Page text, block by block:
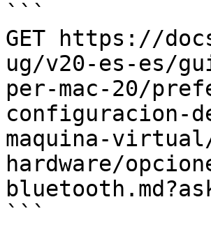
```
GET https://
ug/v20-es-es/
per-mac-20/
configuracion-
maquina-
hardware/
```